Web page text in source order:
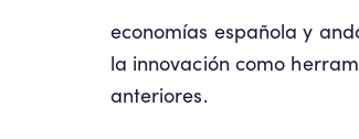
economías española y
la innovación como
anteriores.